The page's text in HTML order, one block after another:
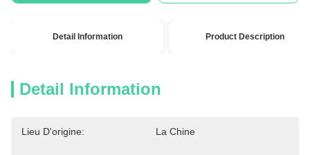
Detail Information Product Description
Detail Information
Lieu D'origine: La Chine